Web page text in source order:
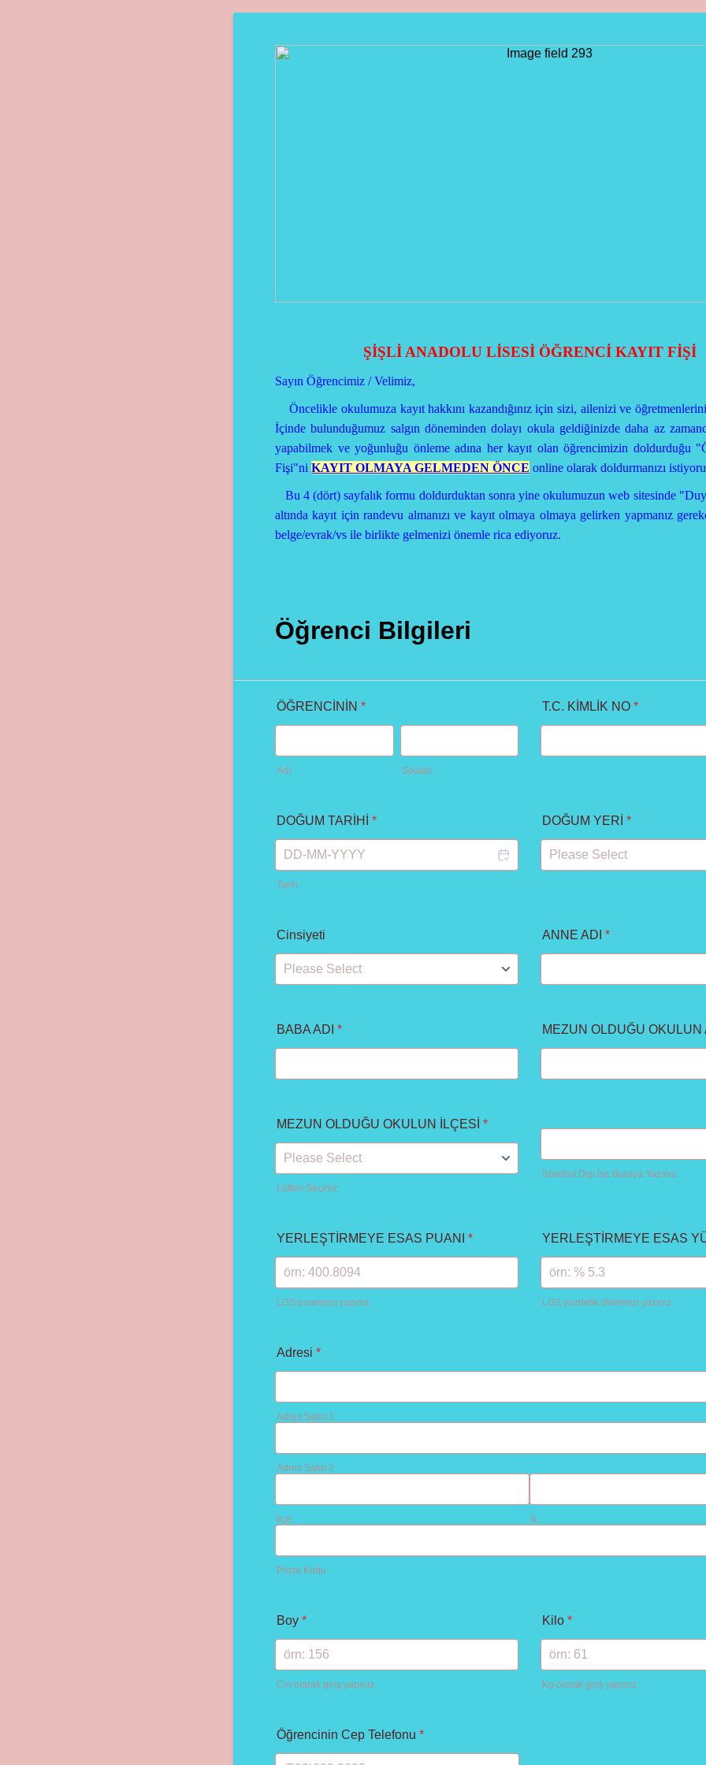
ŞİŞLİ ANADOLU LİSESİ ÖĞRENCİ KAYIT FİŞİ
Sayın Öğrencimiz / Velimiz,
Öncelikle okulumuza kayıt hakkını kazandığınız için sizi, ailenizi ve
İçinde bulunduğumuz salgın döneminden dolayı okula geldiğinizde daha az
yapabilmek ve yoğunluğu önleme adına her kayıt olan öğrencimizin doldurduğu
Fişi"ni KAYIT OLMAYA GELMEDEN ÖNCE online olarak doldurmanızı
Bu 4 (dört) sayfalık formu doldurduktan sonra yine okulumuzun web sitesinde
altında kayıt için randevu almanızı ve kayıt olmaya olmaya gelirken yapmanız
belge/evrak/vs ile birlikte gelmenizi önemle rica ediyoruz.
Öğrenci Bilgileri
ÖĞRENCİNİN *
Adı Soyadı
T.C. KİMLİK NO *
DOĞUM TARİHİ *
Tarih
DOĞUM YERİ *
Cinsiyeti ANNE ADI *
BABA ADI * MEZUN OLDUĞU OKULUN
MEZUN OLDUĞU OKULUN İLÇESİ *
Lütfen Seçiniz.
İstanbul Dışı İse Buraya Yazınız.
YERLEŞTİRMEYE ESAS PUANI *
LGS puanınızı yazınız.
YERLEŞTİRMEYE ESAS
LGS yüzdelik diliminizi yazınız.
Adresi *
Adres Satırı 1
Adres Satırı 2
İlçe İL
Posta Kodu
Boy *
Cm olarak giriş yapınız.
Kilo *
Kg olarak giriş yapınız.
Öğrencinin Cep Telefonu *